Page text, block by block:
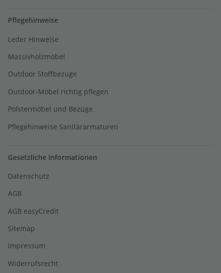
Pflegehinweise
Leder Hinweise
Massivholzmöbel
Outdoor Stoffbezüge
Outdoor-Möbel richtig pflegen
Polstermöbel und Bezüge
Pflegehinweise Sanitärarmaturen
Gesetzliche Informationen
Datenschutz
AGB
AGB easyCredit
Sitemap
Impressum
Widerrufsrecht